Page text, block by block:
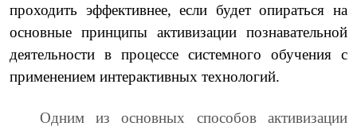
проходить эффективнее, если будет опираться на
основные принципы активизации познавательной
деятельности в процессе системного обучения с
применением интерактивных технологий.
Одним из основных способов активизации